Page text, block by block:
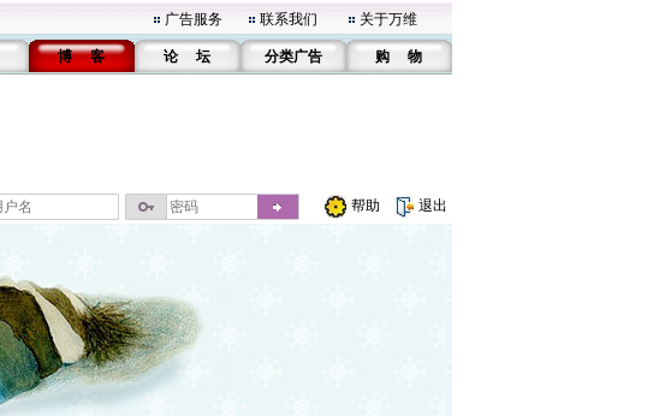
广告服务 联系我们 关于万维
博 客 论 坛 分类广告 购 物
帮助 退出